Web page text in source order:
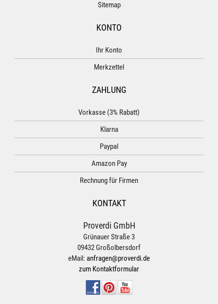
Sitemap
KONTO
Ihr Konto
Merkzettel
ZAHLUNG
Vorkasse (3% Rabatt)
Klarna
Paypal
Amazon Pay
Rechnung für Firmen
KONTAKT
Proverdi GmbH
Grünauer Straße 3
09432 Großolbersdorf
eMail: anfragen@proverdi.de
zum Kontaktformular